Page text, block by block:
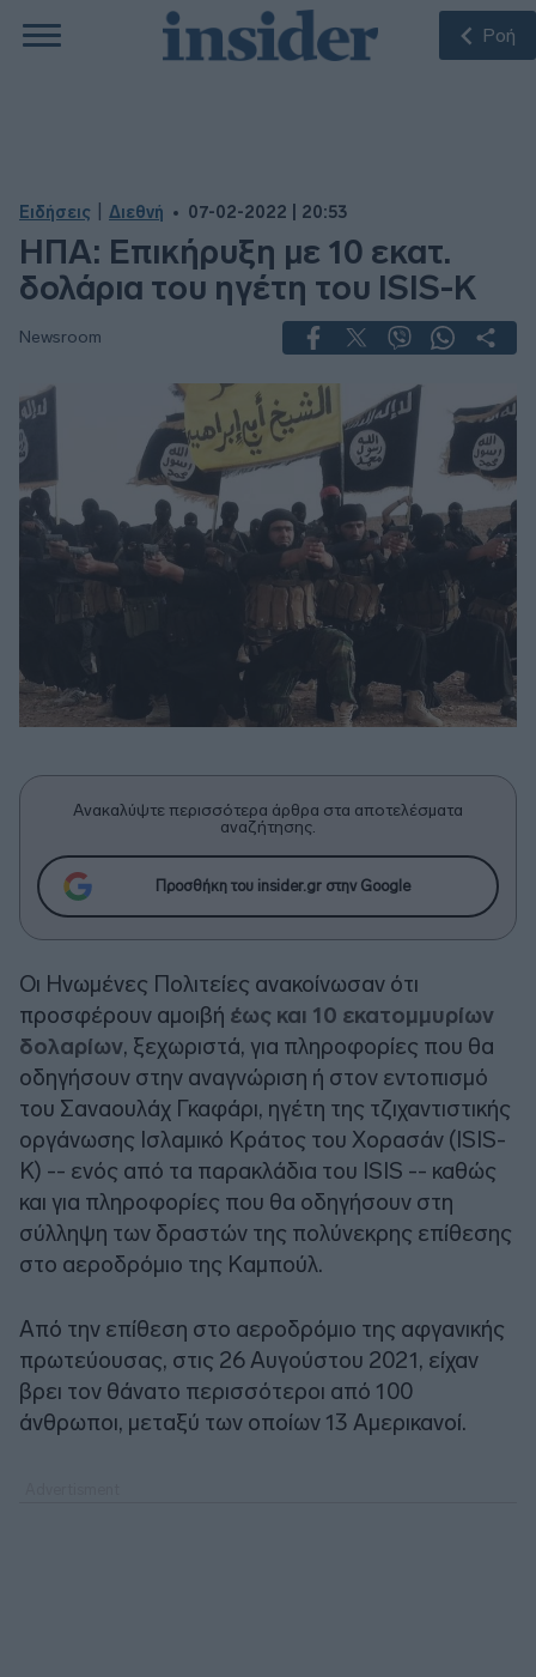
Ροή
Ειδήσεις Διεθνή 07-02-2022 | 20:53
ΗΠΑ: Επικήρυξη με 10 εκατ.
δολάρια του ηγέτη του ISIS-K
Newsroom
Ανακαλύψτε περισσότερα άρθρα στα αποτελέσματα
αναζήτησης.
Προσθήκη του insider.gr στην Google
Οι Ηνωμένες Πολιτείες ανακοίνωσαν ότι
προσφέρουν αμοιβή έως και 10 εκατομμυρίων
δολαρίων, ξεχωριστά, για πληροφορίες που θα
οδηγήσουν στην αναγνώριση ή στον εντοπισμό
του Σαναουλάχ Γκαφάρι, ηγέτη της τζιχαντιστικής
οργάνωσης Ισλαμικό Κράτος του Χορασάν (ISIS-
K) -- ενός από τα παρακλάδια του ISIS -- καθώς
και για πληροφορίες που θα οδηγήσουν στη
σύλληψη των δραστών της πολύνεκρης επίθεσης
στο αεροδρόμιο της Καμπούλ.
Από την επίθεση στο αεροδρόμιο της αφγανικής
πρωτεύουσας, στις 26 Αυγούστου 2021, είχαν
βρει τον θάνατο περισσότεροι από 100
άνθρωποι, μεταξύ των οποίων 13 Αμερικανοί.